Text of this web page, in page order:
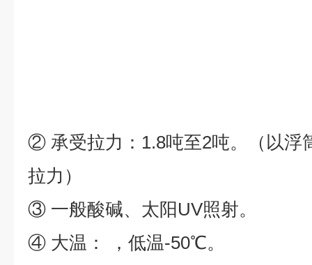
② 承受拉力：1.8吨至2吨。（以浮
拉力）
③ 一般酸碱、太阳UV照射。
④ 大温： ，低温-50℃。